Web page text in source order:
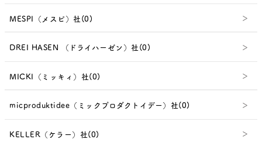
MESPI（メスピ）社(0)
DREI HASEN （ドライハーゼン）社(0)
MICKI（ミッキィ）社(0)
micproduktidee（ミックプロダクトイデー）社(0)
KELLER（ケラー）社(0)